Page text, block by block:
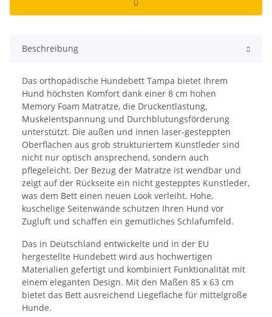
Beschreibung
Das orthopädische Hundebett Tampa bietet Ihrem
Hund höchsten Komfort dank einer 8 cm hohen
Memory Foam Matratze, die Druckentlastung,
Muskelentspannung und Durchblutungsförderung
unterstützt. Die außen und innen laser-gesteppten
Oberflächen aus grob strukturiertem Kunstleder sind
nicht nur optisch ansprechend, sondern auch
pflegeleicht. Der Bezug der Matratze ist wendbar und
zeigt auf der Rückseite ein nicht gestepptes Kunstleder,
was dem Bett einen neuen Look verleiht. Hohe,
kuschelige Seitenwände schützen Ihren Hund vor
Zugluft und schaffen ein gemütliches Schlafumfeld.
Das in Deutschland entwickelte und in der EU
hergestellte Hundebett wird aus hochwertigen
Materialien gefertigt und kombiniert Funktionalität mit
einem eleganten Design. Mit den Maßen 85 x 63 cm
bietet das Bett ausreichend Liegefläche für mittelgroße
Hunde.